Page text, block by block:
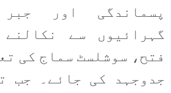
پسماندگی اور
گہرائیوں سے
فتح، سوشلسٹ سماج کی
جدوجہد کی جائے۔ جب